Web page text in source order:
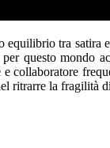
tra satira
questo mondo
collaboratore
ritrarre la fragilità